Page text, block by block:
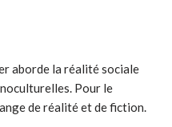
aborde la réalité sociale
Pour le
de réalité et de fiction.